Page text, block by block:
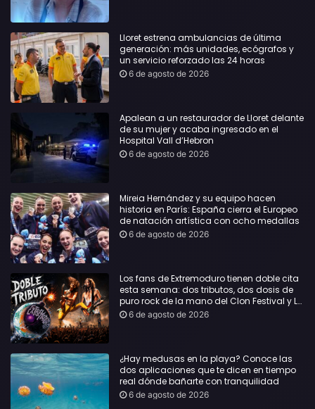
Lloret estrena ambulancias de última
generación: más unidades, ecógrafos y
un servicio reforzado las 24 horas
6 de agosto de 2026
Apalean a un restaurador de Lloret delante
de su mujer y acaba ingresado en el
Hospital Vall d’Hebron
6 de agosto de 2026
Mireia Hernández y su equipo hacen
historia en París: España cierra el Europeo
de natación artística con ocho medallas
6 de agosto de 2026
Los fans de Extremoduro tienen doble cita
esta semana: dos tributos, dos dosis de
puro rock de la mano del Clon Festival y La
Jarana
6 de agosto de 2026
¿Hay medusas en la playa? Conoce las
dos aplicaciones que te dicen en tiempo
real dónde bañarte con tranquilidad
6 de agosto de 2026